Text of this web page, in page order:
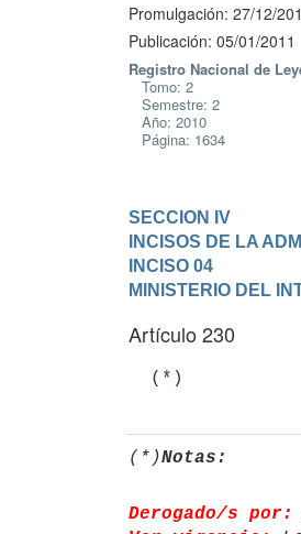
Promulgación: 27/12/
Publicación: 05/01/2011
Registro Nacional de
Tomo: 2
Semestre: 2
Año: 2010
Página: 1634
SECCION IV
INCISOS DE LA
INCISO 04
MINISTERIO DEL
Artículo 230
  (*)
(*)Notas:
Derogado/s por: